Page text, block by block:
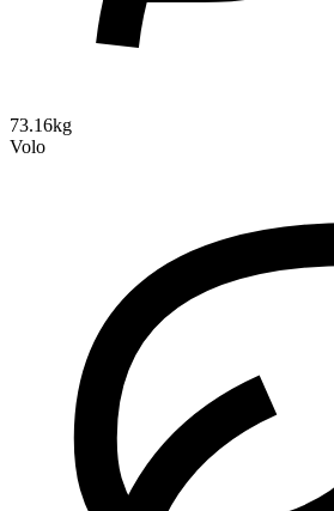
73.16kg
Volo